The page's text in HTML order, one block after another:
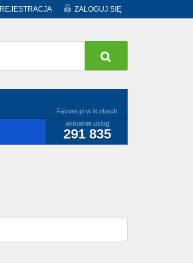
REJESTRACJA ZALOGUJ SIĘ
Favore.pl w liczbach
aktualnie usług
291 835